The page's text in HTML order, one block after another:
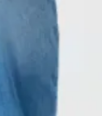
Toutes les commandes
sont des ventes fermes,
du navigateur et du
Marketing par courriel (le
Méthode de Paiements